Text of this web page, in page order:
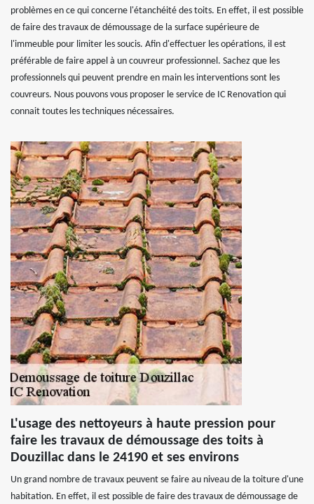
problèmes en ce qui concerne l'étanchéité des toits. En effet, il est possible
de faire des travaux de démoussage de la surface supérieure de
l'immeuble pour limiter les soucis. Afin d'effectuer les opérations, il est
préférable de faire appel à un couvreur professionnel. Sachez que les
professionnels qui peuvent prendre en main les interventions sont les
couvreurs. Nous pouvons vous proposer le service de IC Renovation qui
connait toutes les techniques nécessaires.
L'usage des nettoyeurs à haute pression pour
faire les travaux de démoussage des toits à
Douzillac dans le 24190 et ses environs
Un grand nombre de travaux peuvent se faire au niveau de la toiture d'une
habitation. En effet, il est possible de faire des travaux de démoussage de